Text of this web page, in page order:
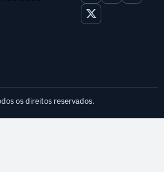
os direitos reservados.